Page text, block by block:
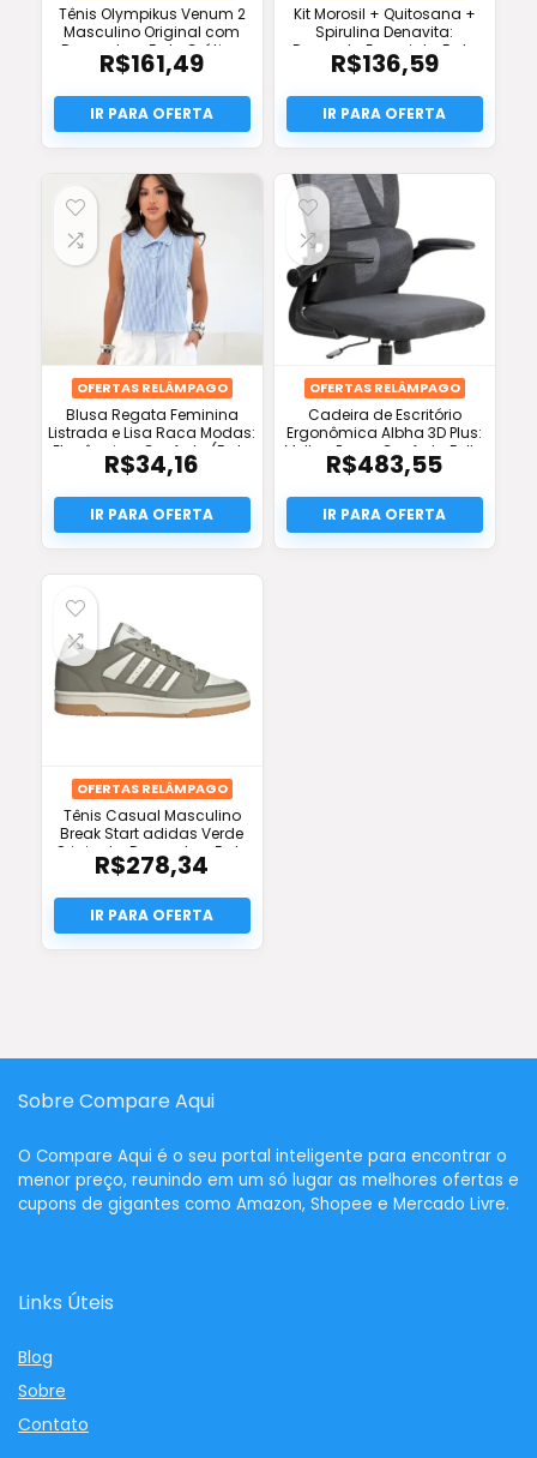
Tênis Olympikus Venum 2
Masculino Original com
Desconto + Frete Grátis e
Pronta Entrega
R$161,49
Kit Morosil + Quitosana +
Spirulina Denavita:
Desconto Especial e Frete
Grátis!
R$136,59
OFERTAS RELÂMPAGO
Blusa Regata Feminina
Listrada e Lisa Raca Modas:
Elegância e Conforto (Frete
Grátis)
R$34,16
OFERTAS RELÂMPAGO
Cadeira de Escritório
Ergonômica Albha 3D Plus:
Melhor Preço, Conforto Full e
Frete Grátis!
R$483,55
OFERTAS RELÂMPAGO
Tênis Casual Masculino
Break Start adidas Verde
Original – Desconto e Frete
Grátis
R$278,34
Sobre Compare Aqui
O Compare Aqui é o seu portal inteligente para encontrar o
menor preço, reunindo em um só lugar as melhores ofertas e
cupons de gigantes como Amazon, Shopee e Mercado Livre.
Links Úteis
Blog
Sobre
Contato